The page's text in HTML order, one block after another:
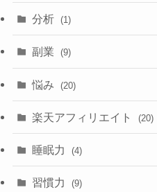
分析 (1)
副業 (9)
悩み (20)
楽天アフィリエイト (20)
睡眠力 (4)
習慣力 (9)